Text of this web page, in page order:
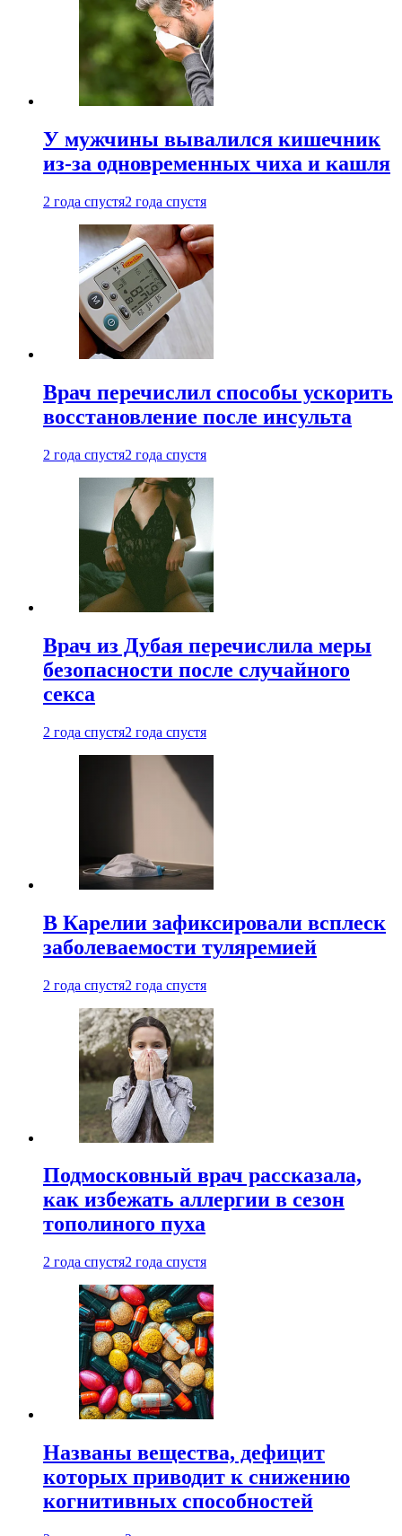
У мужчины вывалился кишечник
из-за одновременных чиха и кашля
2 года спустя2 года спустя
Врач перечислил способы ускорить
восстановление после инсульта
2 года спустя2 года спустя
Врач из Дубая перечислила меры
безопасности после случайного
секса
2 года спустя2 года спустя
В Карелии зафиксировали всплеск
заболеваемости туляремией
2 года спустя2 года спустя
Подмосковный врач рассказала,
как избежать аллергии в сезон
тополиного пуха
2 года спустя2 года спустя
Названы вещества, дефицит
которых приводит к снижению
когнитивных способностей